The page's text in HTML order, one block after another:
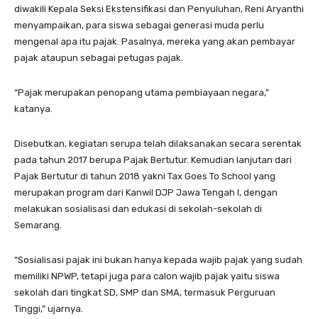
diwakili Kepala Seksi Ekstensifikasi dan Penyuluhan, Reni Aryanthi
menyampaikan, para siswa sebagai generasi muda perlu
mengenal apa itu pajak. Pasalnya, mereka yang akan pembayar
pajak ataupun sebagai petugas pajak.
“Pajak merupakan penopang utama pembiayaan negara,”
katanya.
Disebutkan, kegiatan serupa telah dilaksanakan secara serentak
pada tahun 2017 berupa Pajak Bertutur. Kemudian lanjutan dari
Pajak Bertutur di tahun 2018 yakni Tax Goes To School yang
merupakan program dari Kanwil DJP Jawa Tengah I, dengan
melakukan sosialisasi dan edukasi di sekolah-sekolah di
Semarang.
“Sosialisasi pajak ini bukan hanya kepada wajib pajak yang sudah
memiliki NPWP, tetapi juga para calon wajib pajak yaitu siswa
sekolah dari tingkat SD, SMP dan SMA, termasuk Perguruan
Tinggi,” ujarnya.